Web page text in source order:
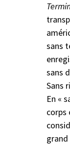
sans
sans
Sans
En «
corps